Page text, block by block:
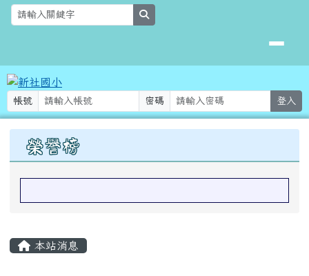
跳至主內容區
新社國小
帳號 密碼 登入
上中區域內容
榮譽榜
本站消息